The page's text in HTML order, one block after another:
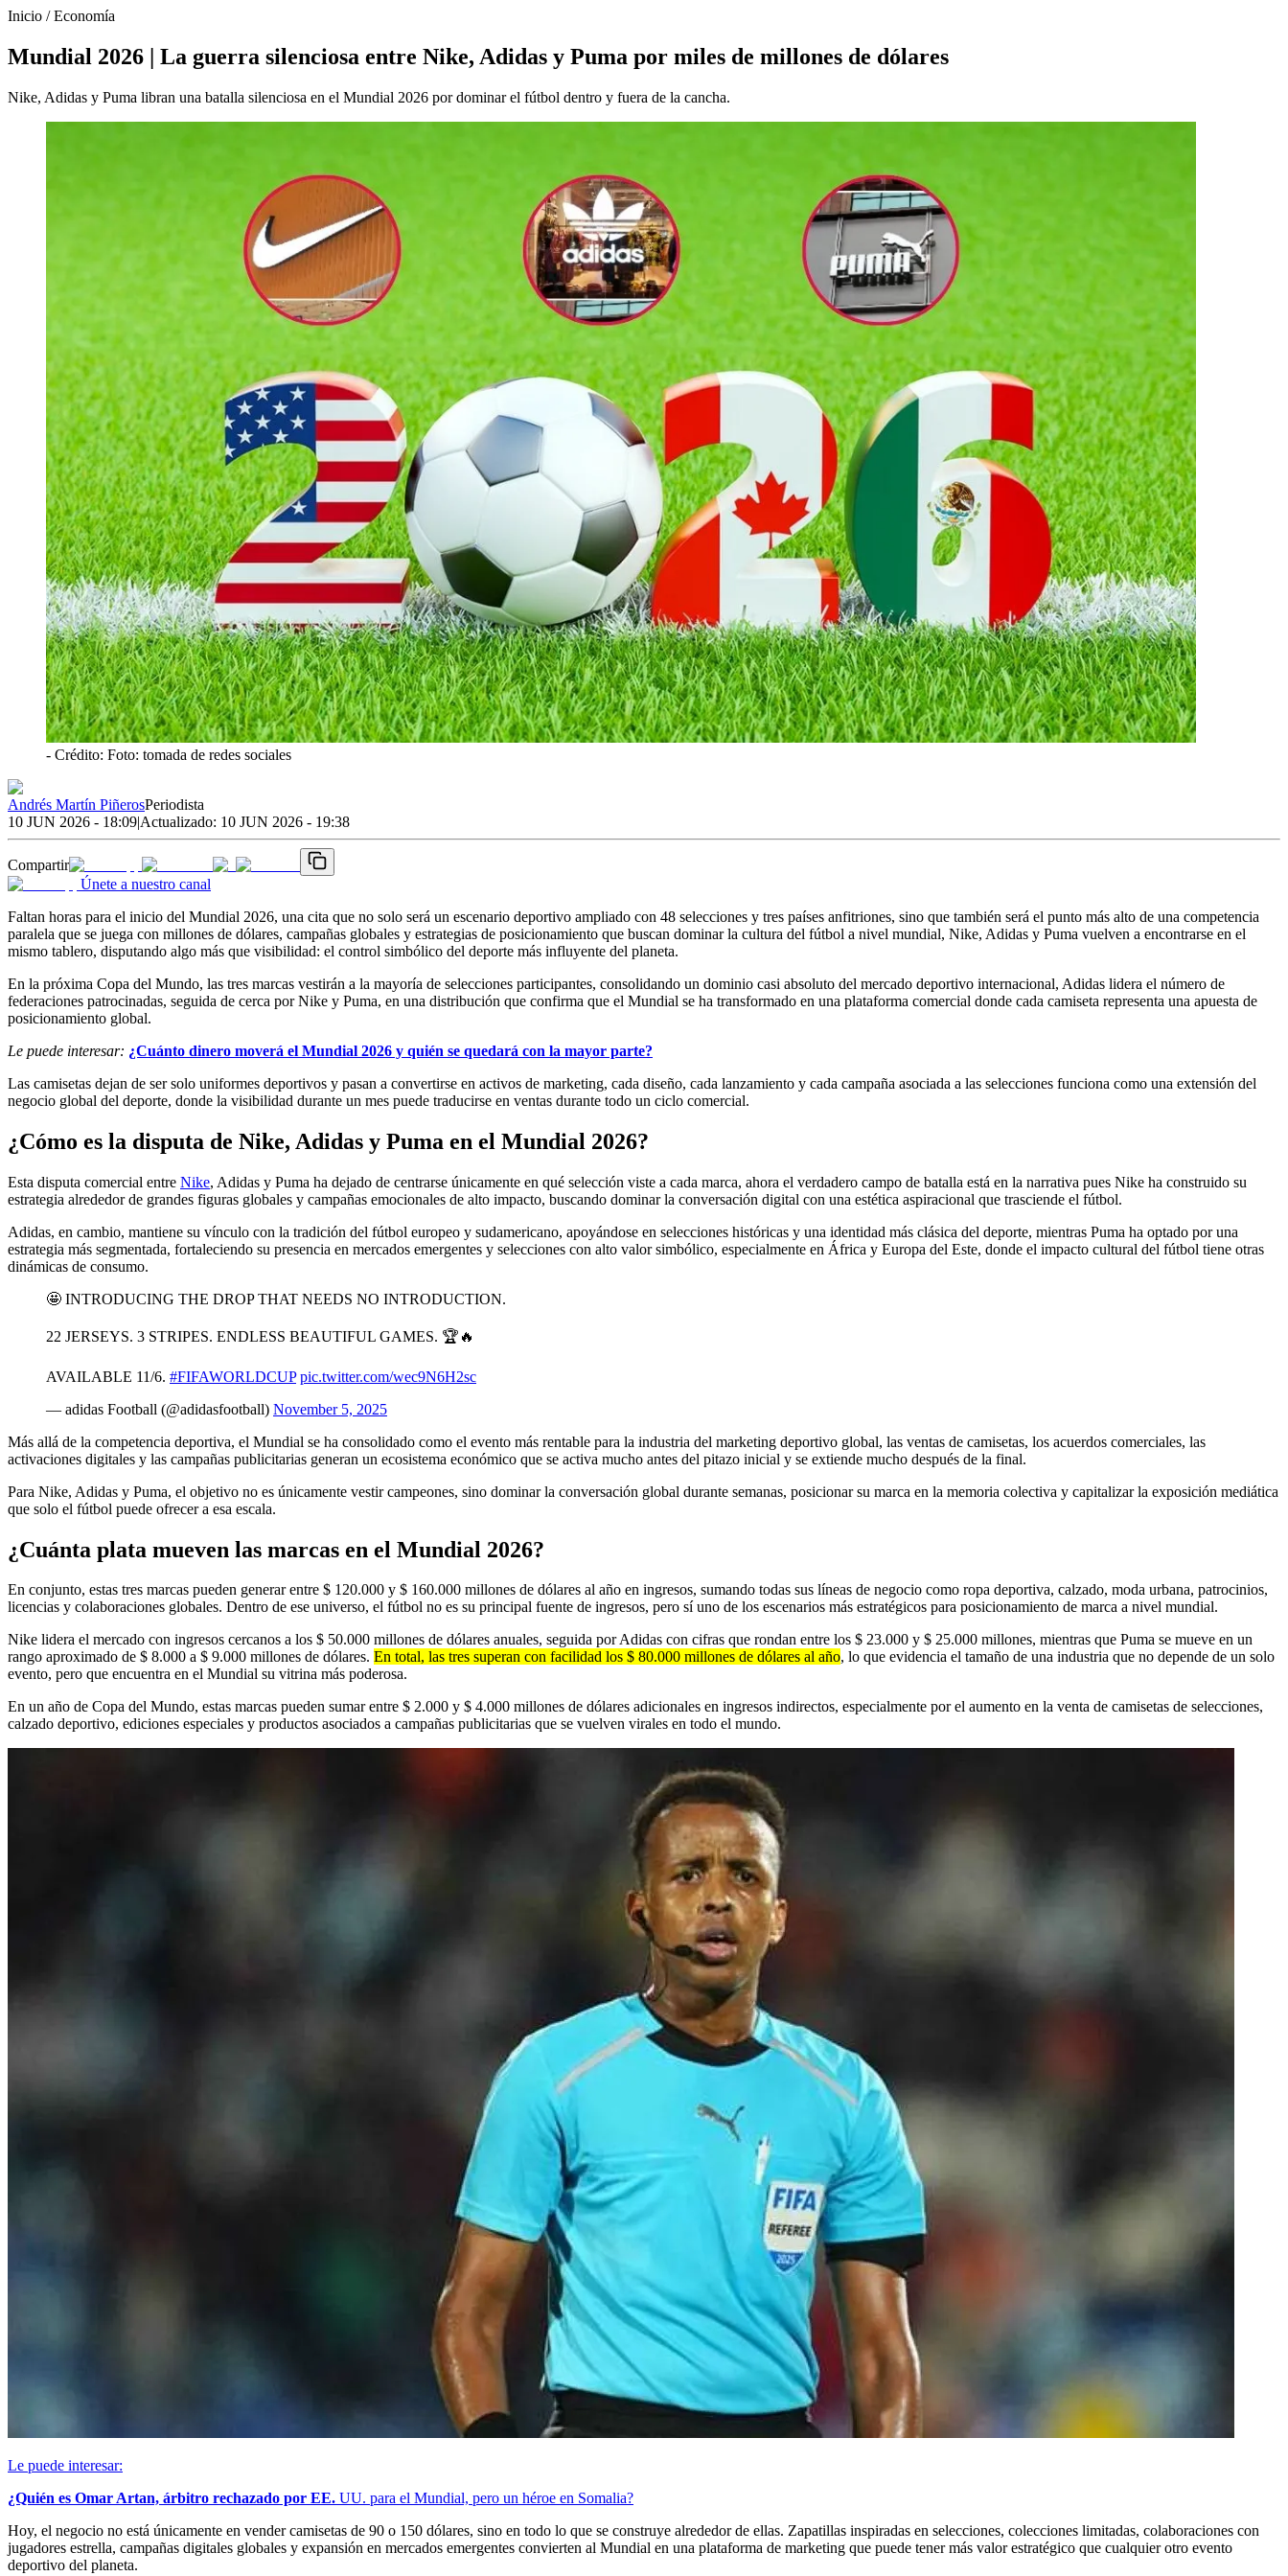
Inicio /Economía
Mundial 2026 | La guerra silenciosa entre Nike, Adidas y Puma por miles de millones de dólares
Nike, Adidas y Puma libran una batalla silenciosa en el Mundial 2026 por dominar el fútbol dentro y fuera de la cancha.
- Crédito: Foto: tomada de redes sociales
Andrés Martín PiñerosPeriodista
10 JUN 2026 - 18:09|Actualizado: 10 JUN 2026 - 19:38
Compartir
Únete a nuestro canal
Faltan horas para el inicio del Mundial 2026, una cita que no solo será un escenario deportivo ampliado con 48 selecciones y tres países anfitriones, sino que también será el punto más alto de una competencia
paralela que se juega con millones de dólares, campañas globales y estrategias de posicionamiento que buscan dominar la cultura del fútbol a nivel mundial, Nike, Adidas y Puma vuelven a encontrarse en el
mismo tablero, disputando algo más que visibilidad: el control simbólico del deporte más influyente del planeta.
En la próxima Copa del Mundo, las tres marcas vestirán a la mayoría de selecciones participantes, consolidando un dominio casi absoluto del mercado deportivo internacional, Adidas lidera el número de
federaciones patrocinadas, seguida de cerca por Nike y Puma, en una distribución que confirma que el Mundial se ha transformado en una plataforma comercial donde cada camiseta representa una apuesta de
posicionamiento global.
Le puede interesar: ¿Cuánto dinero moverá el Mundial 2026 y quién se quedará con la mayor parte?
Las camisetas dejan de ser solo uniformes deportivos y pasan a convertirse en activos de marketing, cada diseño, cada lanzamiento y cada campaña asociada a las selecciones funciona como una extensión del
negocio global del deporte, donde la visibilidad durante un mes puede traducirse en ventas durante todo un ciclo comercial.
¿Cómo es la disputa de Nike, Adidas y Puma en el Mundial 2026?
Esta disputa comercial entre Nike, Adidas y Puma ha dejado de centrarse únicamente en qué selección viste a cada marca, ahora el verdadero campo de batalla está en la narrativa pues Nike ha construido su
estrategia alrededor de grandes figuras globales y campañas emocionales de alto impacto, buscando dominar la conversación digital con una estética aspiracional que trasciende el fútbol.
Adidas, en cambio, mantiene su vínculo con la tradición del fútbol europeo y sudamericano, apoyándose en selecciones históricas y una identidad más clásica del deporte, mientras Puma ha optado por una
estrategia más segmentada, fortaleciendo su presencia en mercados emergentes y selecciones con alto valor simbólico, especialmente en África y Europa del Este, donde el impacto cultural del fútbol tiene otras
dinámicas de consumo.
🤩 INTRODUCING THE DROP THAT NEEDS NO INTRODUCTION.
22 JERSEYS. 3 STRIPES. ENDLESS BEAUTIFUL GAMES. 🏆🔥
AVAILABLE 11/6. #FIFAWORLDCUP pic.twitter.com/wec9N6H2sc
— adidas Football (@adidasfootball) November 5, 2025
Más allá de la competencia deportiva, el Mundial se ha consolidado como el evento más rentable para la industria del marketing deportivo global, las ventas de camisetas, los acuerdos comerciales, las
activaciones digitales y las campañas publicitarias generan un ecosistema económico que se activa mucho antes del pitazo inicial y se extiende mucho después de la final.
Para Nike, Adidas y Puma, el objetivo no es únicamente vestir campeones, sino dominar la conversación global durante semanas, posicionar su marca en la memoria colectiva y capitalizar la exposición mediática
que solo el fútbol puede ofrecer a esa escala.
¿Cuánta plata mueven las marcas en el Mundial 2026?
En conjunto, estas tres marcas pueden generar entre $ 120.000 y $ 160.000 millones de dólares al año en ingresos, sumando todas sus líneas de negocio como ropa deportiva, calzado, moda urbana, patrocinios,
licencias y colaboraciones globales. Dentro de ese universo, el fútbol no es su principal fuente de ingresos, pero sí uno de los escenarios más estratégicos para posicionamiento de marca a nivel mundial.
Nike lidera el mercado con ingresos cercanos a los $ 50.000 millones de dólares anuales, seguida por Adidas con cifras que rondan entre los $ 23.000 y $ 25.000 millones, mientras que Puma se mueve en un
rango aproximado de $ 8.000 a $ 9.000 millones de dólares. En total, las tres superan con facilidad los $ 80.000 millones de dólares al año, lo que evidencia el tamaño de una industria que no depende de un solo
evento, pero que encuentra en el Mundial su vitrina más poderosa.
En un año de Copa del Mundo, estas marcas pueden sumar entre $ 2.000 y $ 4.000 millones de dólares adicionales en ingresos indirectos, especialmente por el aumento en la venta de camisetas de selecciones,
calzado deportivo, ediciones especiales y productos asociados a campañas publicitarias que se vuelven virales en todo el mundo.
Le puede interesar:
¿Quién es Omar Artan, árbitro rechazado por EE. UU. para el Mundial, pero un héroe en Somalia?
Hoy, el negocio no está únicamente en vender camisetas de 90 o 150 dólares, sino en todo lo que se construye alrededor de ellas. Zapatillas inspiradas en selecciones, colecciones limitadas, colaboraciones con
jugadores estrella, campañas digitales globales y expansión en mercados emergentes convierten al Mundial en una plataforma de marketing que puede tener más valor estratégico que cualquier otro evento
deportivo del planeta.